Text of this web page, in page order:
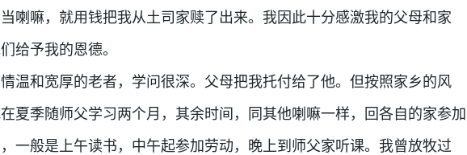
喇嘛，就用钱把我从土司家赎了出来。我因此十分感激我的父母和家
给予我的恩德。
温和宽厚的老者，学问很深。父母把我托付给了他。但按照家乡的风
夏季随师父学习两个月，其余时间，同其他喇嘛一样，回各自的家参加
一般是上午读书，中午起参加劳动，晚上到师父家听课。我曾放牧过